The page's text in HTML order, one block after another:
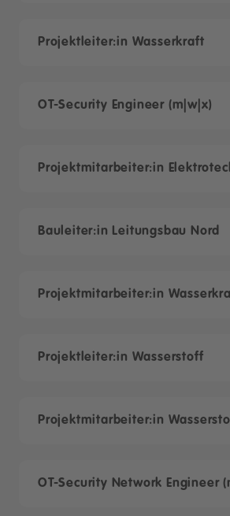
Projektleiter:in Wasserkraft
OT-Security Engineer (m|w|x)
Projektmitarbeiter:in
Bauleiter:in Leitungsbau Nord
Projektmitarbeiter:in
Projektleiter:in Wasserstoff
Projektmitarbeiter:in
OT-Security Network Engineer